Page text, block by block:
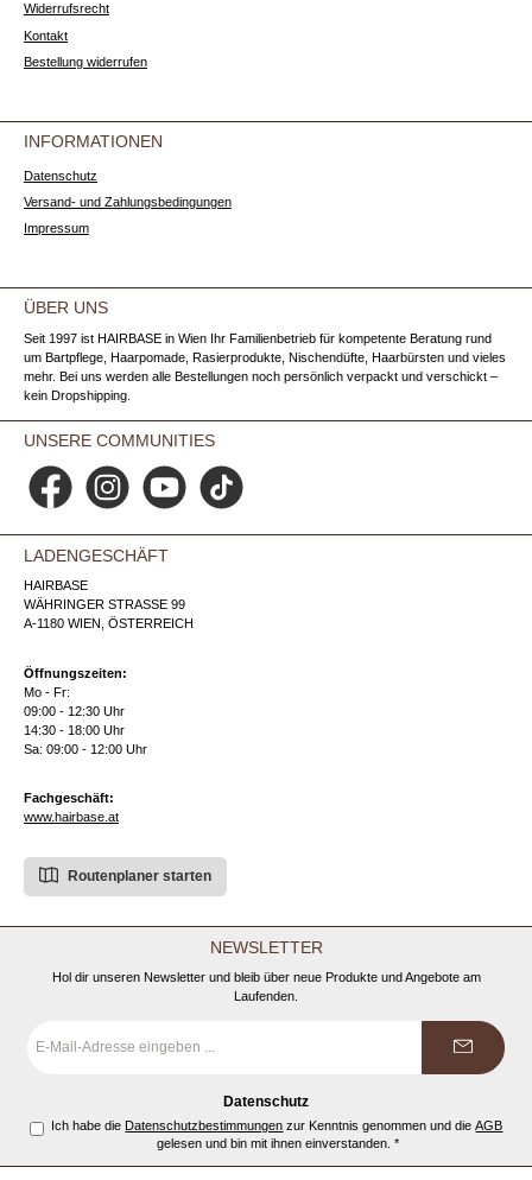
Widerrufsrecht
Kontakt
Bestellung widerrufen
INFORMATIONEN
Datenschutz
Versand- und Zahlungsbedingungen
Impressum
ÜBER UNS
Seit 1997 ist HAIRBASE in Wien Ihr Familienbetrieb für kompetente Beratung rund
um Bartpflege, Haarpomade, Rasierprodukte, Nischendüfte, Haarbürsten und vieles
mehr. Bei uns werden alle Bestellungen noch persönlich verpackt und verschickt –
kein Dropshipping.
UNSERE COMMUNITIES
Facebook Instagram YouTube TikTok
LADENGESCHÄFT
HAIRBASE
WÄHRINGER STRASSE 99
A-1180 WIEN, ÖSTERREICH
Öffnungszeiten:
Mo - Fr:
09:00 - 12:30 Uhr
14:30 - 18:00 Uhr
Sa: 09:00 - 12:00 Uhr
Fachgeschäft:
www.hairbase.at
Routenplaner starten
NEWSLETTER
Hol dir unseren Newsletter und bleib über neue Produkte und Angebote am
Laufenden.
Mail-
Datenschutz
Ich habe die Datenschutzbestimmungen zur Kenntnis genommen und dieAGB
gelesen und bin mit ihnen einverstanden. *